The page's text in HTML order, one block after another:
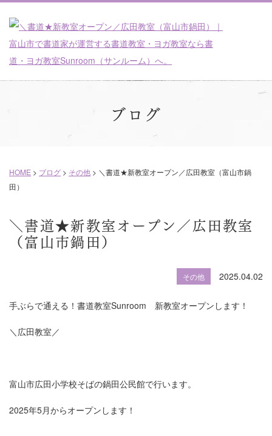
ブログ
HOME > ブログ > その他 > ＼書道★新教室オープン／広田教室（富山市鍋
田）
＼書道★新教室オープン／広田教室
（富山市鍋田）
その他 2025.04.02
手ぶらで通える！書道教室Sunroom 新教室オープンします！
＼広田教室／
富山市広田小学校そばの鍋田公民館で行います。
2025年5月からオープンします！